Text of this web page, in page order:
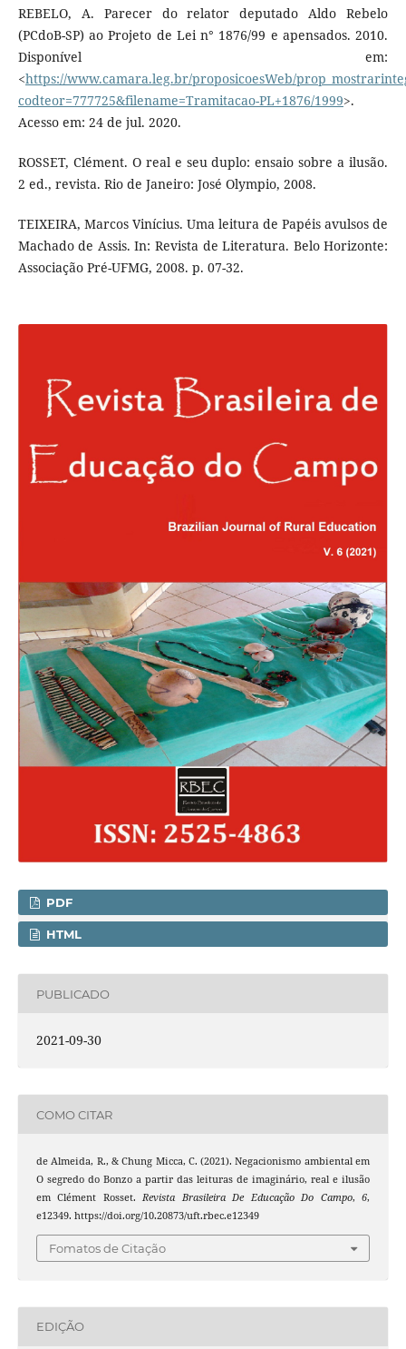
REBELO, A. Parecer do relator deputado Aldo Rebelo
(PCdoB-SP) ao Projeto de Lei n° 1876/99 e apensados. 2010.
Disponível em:
<https://www.camara.leg.br/proposicoesWeb/
codteor=777725&filename=Tramitacao-PL+1876/1999>.
Acesso em: 24 de jul. 2020.
ROSSET, Clément. O real e seu duplo: ensaio sobre a ilusão.
2 ed., revista. Rio de Janeiro: José Olympio, 2008.
TEIXEIRA, Marcos Vinícius. Uma leitura de Papéis avulsos de
Machado de Assis. In: Revista de Literatura. Belo Horizonte:
Associação Pré-UFMG, 2008. p. 07-32.
PDF
HTML
PUBLICADO
2021-09-30
COMO CITAR
de Almeida, R., & Chung Micca, C. (2021). Negacionismo ambiental em
O segredo do Bonzo a partir das leituras de imaginário, real e ilusão
em Clément Rosset.Revista Brasileira De Educação Do Campo,6,
e12349. https://doi.org/10.20873/uft.rbec.e12349
Fomatos de Citação
EDIÇÃO